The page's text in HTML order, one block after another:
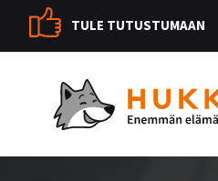
TULE TUTUSTUMAAN